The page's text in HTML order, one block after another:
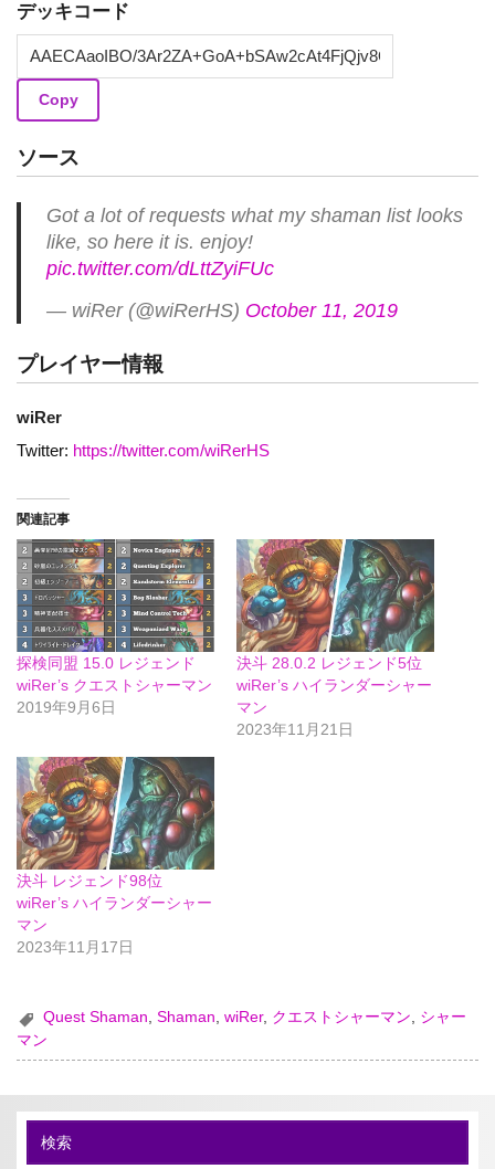
デッキコード
Copy
ソース
Got a lot of requests what my shaman list looks
like, so here it is. enjoy!
pic.twitter.com/dLttZyiFUc
— wiRer (@wiRerHS) October 11, 2019
プレイヤー情報
wiRer
Twitter: https://twitter.com/wiRerHS
関連記事
探検同盟 15.0 レジェンド
wiRer’s クエストシャーマン
2019年9月6日
決斗 28.0.2 レジェンド5位
wiRer’s ハイランダーシャー
マン
2023年11月21日
決斗 レジェンド98位
wiRer’s ハイランダーシャー
マン
2023年11月17日
Quest Shaman,Shaman,wiRer, クエストシャーマン, シャー
マン
検索